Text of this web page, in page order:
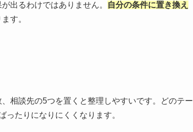
出るわけではありません。
自分の条件に置き換え
す。
相談先の5つを置くと整理しやすいです。どのテー
たりになりにくくなります。